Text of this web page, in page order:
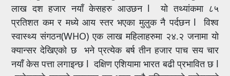
लाख दश हजार नयाँ केसहरु आउछन l यो तथ्यांकमा ८५
प्रतिशत कम र मध्ये आय स्तर भएका मुलुक नै पर्दछन l विश्व
स्वास्थ्य संगठन(WHO) एक लाख महिलाहरुमा २४.२ जनामा यो
क्यान्सर देखिएको छ भने प्रत्येक बर्ष तीन हजार पाच सय चार
नयाँ केस पत्ता लगाइन्छ l दक्षिण एशियामा भारत बढी प्रभावित छ l